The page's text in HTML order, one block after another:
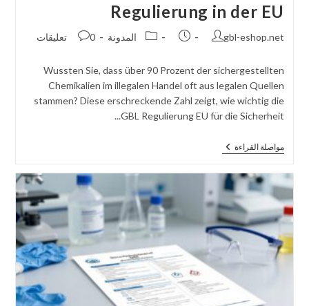
Regulierung in der EU
مؤلف
gbl-eshop.net
تم
المنشور:
فئة
المدونة
نشر
0 تعليقات
Wussten Sie, dass über 90 Prozent der sichergestellten
Chemikalien im illegalen Handel oft aus legalen Quellen
stammen? Diese erschreckende Zahl zeigt, wie wichtig die
GBL Regulierung EU für die Sicherheit...
مواصلة القراءةNeueste
Informationen
GBL-
Regulierung
In
Der
EU